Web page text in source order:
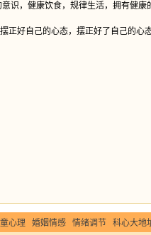
识，健康饮食，规律生活，拥有健康
好自己的心态，摆正好了自己的心
心理 婚姻情感 情绪调节 科心大地